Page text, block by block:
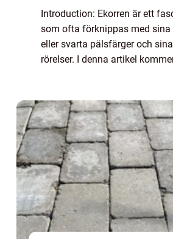
Introduction: Ekorren är ett
som ofta förknippas med sina
eller svarta pälsfärger och
rörelser. I denna artikel